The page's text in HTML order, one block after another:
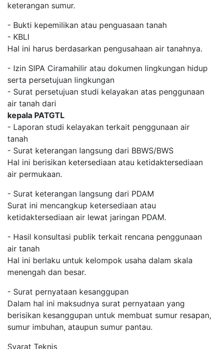
keterangan sumur.
- Bukti kepemilikan atau penguasaan tanah
- KBLI
Hal ini harus berdasarkan pengusahaan air tanahnya.
- Izin SIPA Ciramahilir atau dokumen lingkungan hidup
serta persetujuan lingkungan
- Surat persetujuan studi kelayakan atas penggunaan
air tanah dari
kepala PATGTL
- Laporan studi kelayakan terkait penggunaan air
tanah
- Surat keterangan langsung dari BBWS/BWS
Hal ini berisikan ketersediaan atau ketidaktersediaan
air permukaan.
- Surat keterangan langsung dari PDAM
Surat ini mencangkup ketersediaan atau
ketidaktersediaan air lewat jaringan PDAM.
- Hasil konsultasi publik terkait rencana penggunaan
air tanah
Hal ini berlaku untuk kelompok usaha dalam skala
menengah dan besar.
- Surat pernyataan kesanggupan
Dalam hal ini maksudnya surat pernyataan yang
berisikan kesanggupan untuk membuat sumur resapan,
sumur imbuhan, ataupun sumur pantau.
Syarat Teknis